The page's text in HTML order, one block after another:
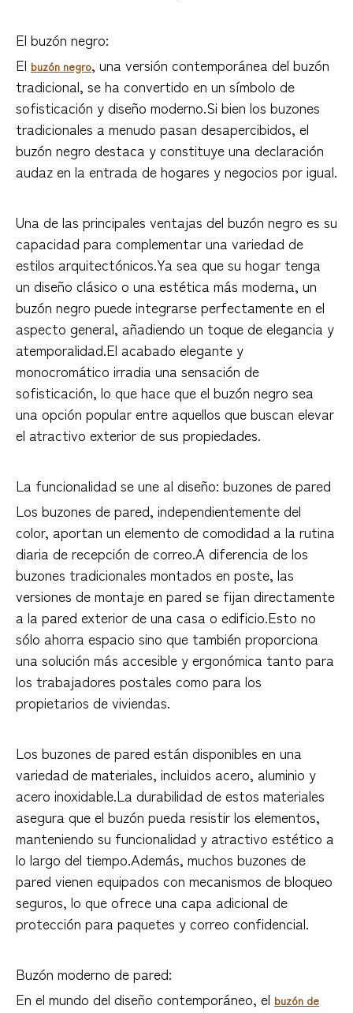
El buzón negro:
El buzón negro, una versión contemporánea del buzón
tradicional, se ha convertido en un símbolo de
sofisticación y diseño moderno.Si bien los buzones
tradicionales a menudo pasan desapercibidos, el
buzón negro destaca y constituye una declaración
audaz en la entrada de hogares y negocios por igual.
Una de las principales ventajas del buzón negro es su
capacidad para complementar una variedad de
estilos arquitectónicos.Ya sea que su hogar tenga
un diseño clásico o una estética más moderna, un
buzón negro puede integrarse perfectamente en el
aspecto general, añadiendo un toque de elegancia y
atemporalidad.El acabado elegante y
monocromático irradia una sensación de
sofisticación, lo que hace que el buzón negro sea
una opción popular entre aquellos que buscan elevar
el atractivo exterior de sus propiedades.
La funcionalidad se une al diseño: buzones de pared
Los buzones de pared, independientemente del
color, aportan un elemento de comodidad a la rutina
diaria de recepción de correo.A diferencia de los
buzones tradicionales montados en poste, las
versiones de montaje en pared se fijan directamente
a la pared exterior de una casa o edificio.Esto no
sólo ahorra espacio sino que también proporciona
una solución más accesible y ergonómica tanto para
los trabajadores postales como para los
propietarios de viviendas.
Los buzones de pared están disponibles en una
variedad de materiales, incluidos acero, aluminio y
acero inoxidable.La durabilidad de estos materiales
asegura que el buzón pueda resistir los elementos,
manteniendo su funcionalidad y atractivo estético a
lo largo del tiempo.Además, muchos buzones de
pared vienen equipados con mecanismos de bloqueo
seguros, lo que ofrece una capa adicional de
protección para paquetes y correo confidencial.
Buzón moderno de pared:
En el mundo del diseño contemporáneo, el buzón de